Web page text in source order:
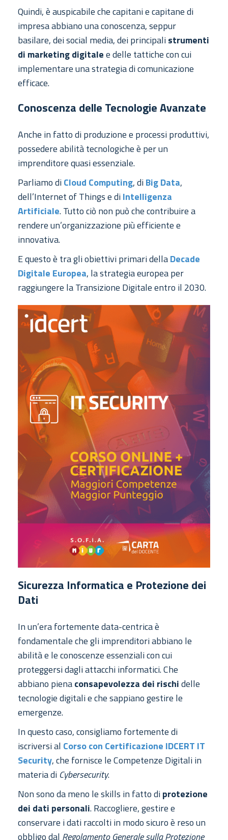
Quindi, è auspicabile che capitani e capitane di
impresa abbiano una conoscenza, seppur
basilare, dei social media, dei principalistrumenti
di marketing digitalee delle tattiche con cui
implementare una strategia di comunicazione
efficace.
Conoscenza delle Tecnologie Avanzate
Anche in fatto di produzione e processi produttivi,
possedere abilità tecnologiche è per un
imprenditore quasi essenziale.
Parliamo diCloud Computing, diBig Data,
dell’Internet of Things e diIntelligenza
Artificiale. Tutto ciò non può che contribuire a
rendere un’organizzazione più efficiente e
innovativa.
E questo è tra gli obiettivi primari dellaDecade
Digitale Europea, la strategia europea per
raggiungere la Transizione Digitale entro il 2030.
Sicurezza Informatica e Protezione dei
Dati
In un’era fortemente data-centrica è
fondamentale che gli imprenditori abbiano le
abilità e le conoscenze essenziali con cui
proteggersi dagli attacchi informatici. Che
abbiano pienaconsapevolezza dei rischidelle
tecnologie digitali e che sappiano gestire le
emergenze.
In questo caso, consigliamo fortemente di
iscriversi al Corso con Certificazione IDCERT IT
Security, che fornisce le Competenze Digitali in
materia di Cybersecurity.
Non sono da meno le skills in fatto diprotezione
dei dati personali. Raccogliere, gestire e
conservare i dati raccolti in modo sicuro è reso un
obbligo dal Regolamento Generale sulla Protezione